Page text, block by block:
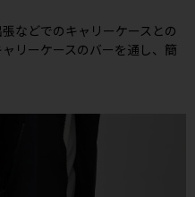
などでのキャリーケースとの
リーケースのバーを通し、簡